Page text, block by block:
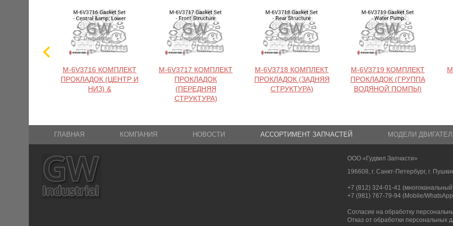
M-6V3716 КОМПЛЕКТ
ПРОКЛАДОК (ЦЕНТР И
НИЗ) &
M-6V3717 КОМПЛЕКТ
ПРОКЛАДОК
(ПЕРЕДНЯЯ
СТРУКТУРА)
M-6V3718 КОМПЛЕКТ
ПРОКЛАДОК (ЗАДНЯЯ
СТРУКТУРА)
M-6V3719 КОМПЛЕКТ
ПРОКЛАДОК (ГРУППА
ВОДЯНОЙ ПОМПЫ)
ГЛАВНАЯ КОМПАНИЯ НОВОСТИ АССОРТИМЕНТ ЗАПЧАСТЕЙ МОДЕЛИ
ООО «Гудвил Запчасти»
196608, г. Санкт-Петербург, г.
+7 (812) 324-01-41
+7 (981) 767-79-94 (Mobile/
Согласие на обработку
Отказ от обработки персональных